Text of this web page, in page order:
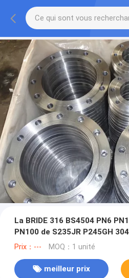
La BRIDE 316 BS4504 PN6
PN100 de S235JR P245GH
Prix：--- MOQ：1 unité
meilleur prix